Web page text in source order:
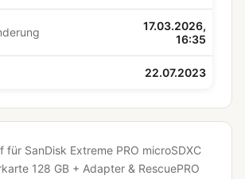
17.03.2026,
16:35
22.07.2023
für SanDisk Extreme PRO microSDXC
128 GB + Adapter & RescuePRO